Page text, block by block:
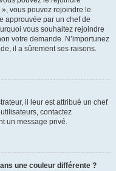
vous pouvez rejoindre le
approuvée par un chef de
vous souhaitez rejoindre
votre demande. N’importunez
il a sûrement ses raisons.
il leur est attribué un chef
contactez
un message privé.
une couleur différente ?